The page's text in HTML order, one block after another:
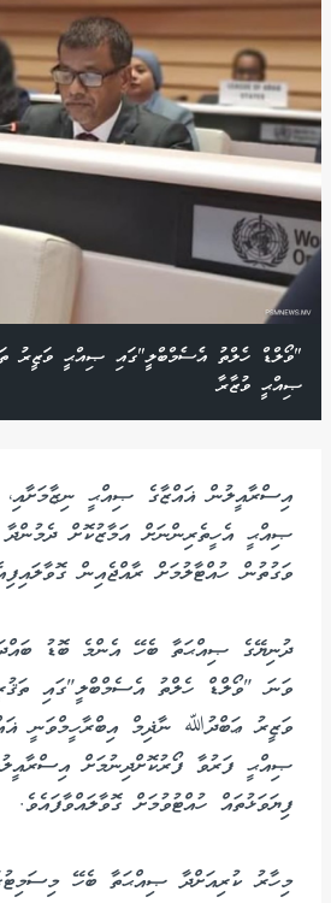
"ވޯލްޑް ހެލްތު އެސެމްބްލީ"ގައި ޞިއްޙީ ވަޒީރު
ޞިއްޙީ ވުޒާރާ
އިސްރާއީލުން ޣައްޒާގެ ޞިއްޙީ ނިޒާމަށާއި،
ޞިއްޙީ އެހީތެރިންނަށް އަމާޒުކޮށް
ވަގުތުން ހުއްޓާލުމަށް ރާއްޖެއިން
ވަނަ "ވޯލްޑް ހެލްތު އެސެމްބްލީ"ގައި
ވަޒީރު ޢަބްދުﷲ ނާޛިމް އިބްރާހީމްވަނީ
ޞިއްޙީ ފަރުވާ ފޯރުކޮށްދިނުމަށް
ފިޔަވަޅުތައް ހުއްޓުވުމަށް ގޮވާލައްވާފައެވެ.
މިހާރު ކުރިއަށްދާ ޞިއްޙަތާ ބެހޭ